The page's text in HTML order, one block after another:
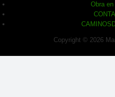
Obra en
Copyright © 2026